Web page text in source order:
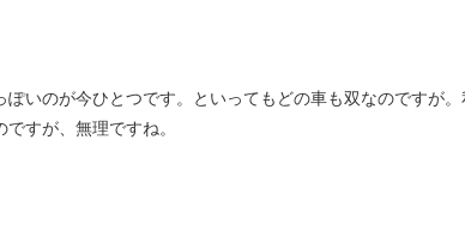
いのが今ひとつです。といってもどの車も双なのですが。
すが、無理ですね。